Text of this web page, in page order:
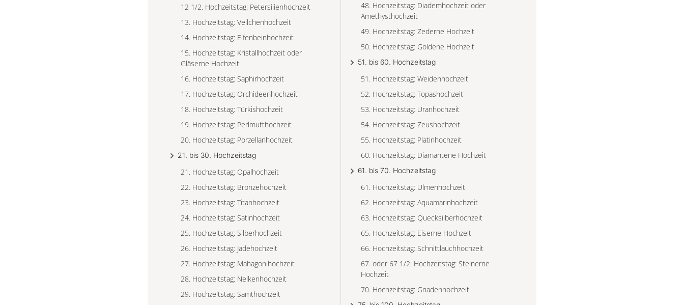
12 1/2. Hochzeitstag: Petersilienhochzeit
13. Hochzeitstag: Veilchenhochzeit
14. Hochzeitstag: Elfenbeinhochzeit
15. Hochzeitstag: Kristallhochzeit oder
Gläserne Hochzeit
16. Hochzeitstag: Saphirhochzeit
17. Hochzeitstag: Orchideenhochzeit
18. Hochzeitstag: Türkishochzeit
19. Hochzeitstag: Perlmutthochzeit
20. Hochzeitstag: Porzellanhochzeit
21. bis 30. Hochzeitstag
21. Hochzeitstag: Opalhochzeit
22. Hochzeitstag: Bronzehochzeit
23. Hochzeitstag: Titanhochzeit
24. Hochzeitstag: Satinhochzeit
25. Hochzeitstag: Silberhochzeit
26. Hochzeitstag: Jadehochzeit
27. Hochzeitstag: Mahagonihochzeit
28. Hochzeitstag: Nelkenhochzeit
29. Hochzeitstag: Samthochzeit
48. Hochzeitstag: Diademhochzeit oder
Amethysthochzeit
49. Hochzeitstag: Zederne Hochzeit
50. Hochzeitstag: Goldene Hochzeit
51. bis 60. Hochzeitstag
51. Hochzeitstag: Weidenhochzeit
52. Hochzeitstag: Topashochzeit
53. Hochzeitstag: Uranhochzeit
54. Hochzeitstag: Zeushochzeit
55. Hochzeitstag: Platinhochzeit
60. Hochzeitstag: Diamantene Hochzeit
61. bis 70. Hochzeitstag
61. Hochzeitstag: Ulmenhochzeit
62. Hochzeitstag: Aquamarinhochzeit
63. Hochzeitstag: Quecksilberhochzeit
65. Hochzeitstag: Eiserne Hochzeit
66. Hochzeitstag: Schnittlauchhochzeit
67. oder 67 1/2. Hochzeitstag: Steinerne
Hochzeit
70. Hochzeitstag: Gnadenhochzeit